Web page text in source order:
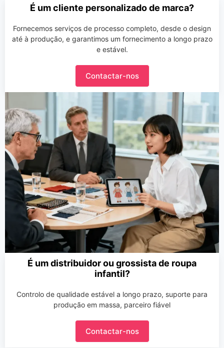
É um cliente personalizado de marca?
Fornecemos serviços de processo completo, desde o design
até à produção, e garantimos um fornecimento a longo prazo
e estável.
Contactar-nos
É um distribuidor ou grossista de roupa
infantil?
Controlo de qualidade estável a longo prazo, suporte para
produção em massa, parceiro fiável
Contactar-nos